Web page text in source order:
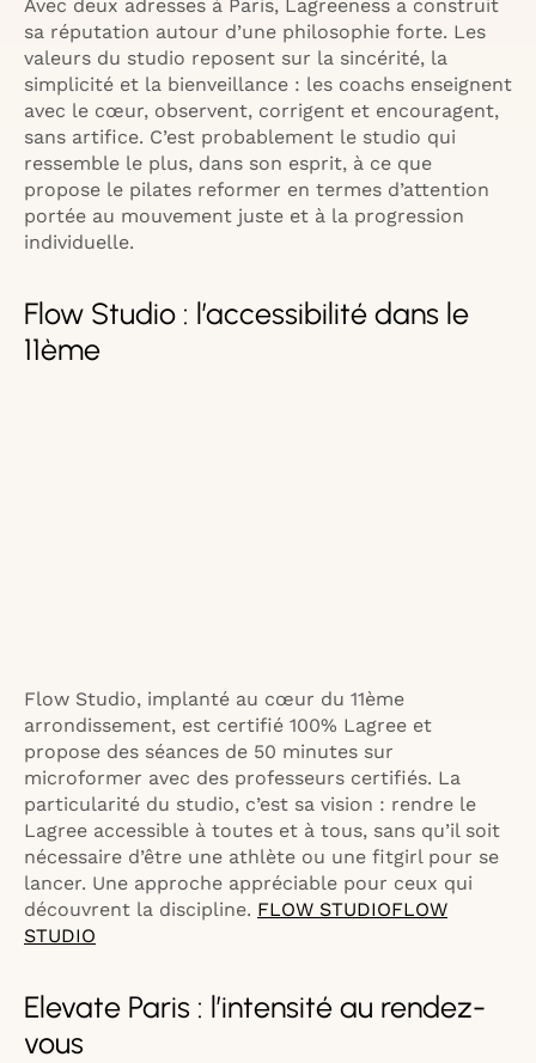
Avec deux adresses à Paris, Lagreeness a construit
sa réputation autour d’une philosophie forte. Les
valeurs du studio reposent sur la sincérité, la
simplicité et la bienveillance : les coachs enseignent
avec le cœur, observent, corrigent et encouragent,
sans artifice. C’est probablement le studio qui
ressemble le plus, dans son esprit, à ce que
propose le pilates reformer en termes d’attention
portée au mouvement juste et à la progression
individuelle.
Flow Studio : l’accessibilité dans le
11ème
Flow Studio, implanté au cœur du 11ème
arrondissement, est certifié 100% Lagree et
propose des séances de 50 minutes sur
microformer avec des professeurs certifiés. La
particularité du studio, c’est sa vision : rendre le
Lagree accessible à toutes et à tous, sans qu’il soit
nécessaire d’être une athlète ou une fitgirl pour se
lancer. Une approche appréciable pour ceux qui
découvrent la discipline. FLOW STUDIOFLOW
STUDIO
Elevate Paris : l’intensité au rendez-
vous